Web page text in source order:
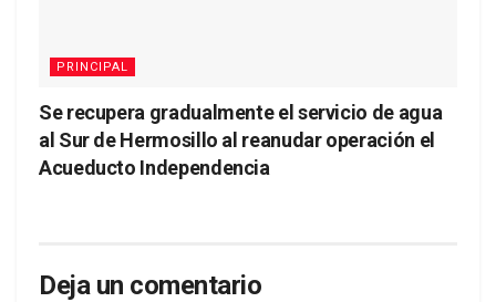
PRINCIPAL
Se recupera gradualmente el servicio de agua
al Sur de Hermosillo al reanudar operación el
Acueducto Independencia
Deja un comentario